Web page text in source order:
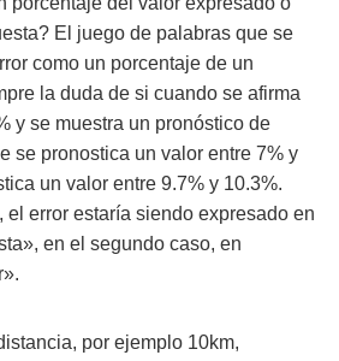
El juego de palabras que se
como un porcentaje de un
la duda de si cuando se afirma
y se muestra un pronóstico de
se pronostica un valor entre 7% y
un valor entre 9.7% y 10.3%.
el error estaría siendo expresado en
en el segundo caso, en
por ejemplo 10km,